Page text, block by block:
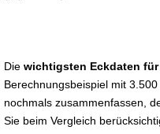
Die wichtigsten Eckdaten
Berechnungsbeispiel mit
nochmals zusammenfassen,
Sie beim Vergleich